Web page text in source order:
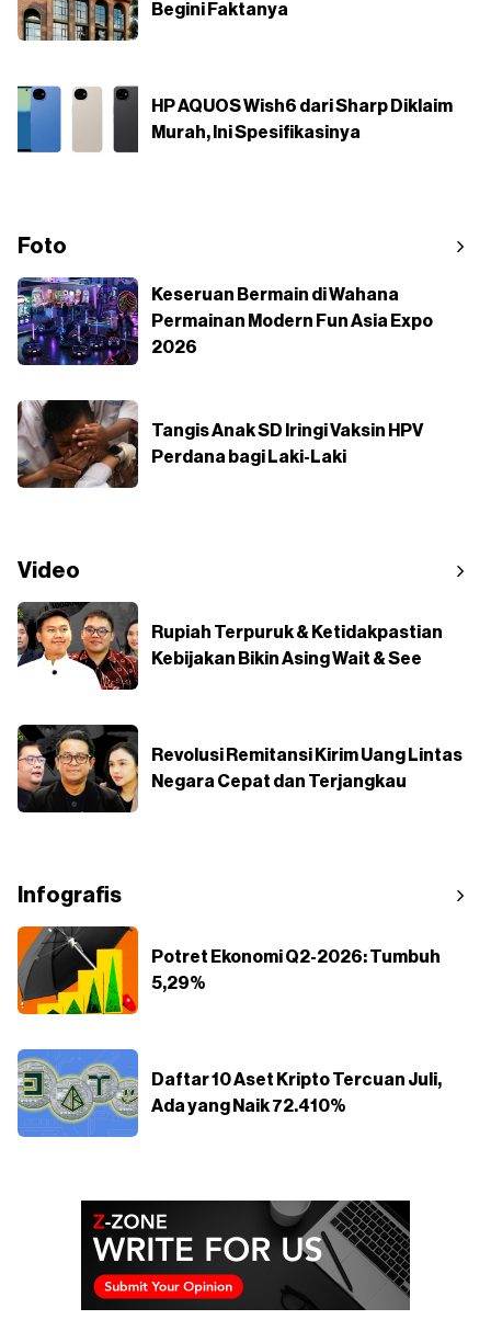
Begini Faktanya
HP AQUOS Wish6 dari Sharp Diklaim
Murah, Ini Spesifikasinya
Foto
Keseruan Bermain di Wahana
Permainan Modern Fun Asia Expo
2026
Tangis Anak SD Iringi Vaksin HPV
Perdana bagi Laki-Laki
Video
Rupiah Terpuruk & Ketidakpastian
Kebijakan Bikin Asing Wait & See
Revolusi Remitansi Kirim Uang Lintas
Negara Cepat dan Terjangkau
Infografis
Potret Ekonomi Q2-2026: Tumbuh
5,29%
Daftar 10 Aset Kripto Tercuan Juli,
Ada yang Naik 72.410%